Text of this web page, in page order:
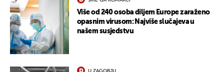
Više od 240 osoba diljem Europe zaraženo
opasnim virusom: Najviše slučajeva u
našem susjedstvu